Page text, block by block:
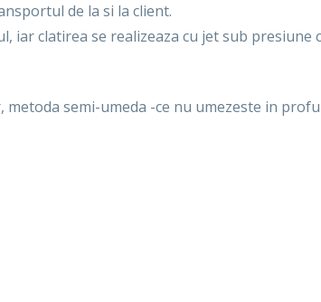
de la si la client.
iar clatirea se realizeaza cu jet sub presiune
semi-umeda -ce nu umezeste in